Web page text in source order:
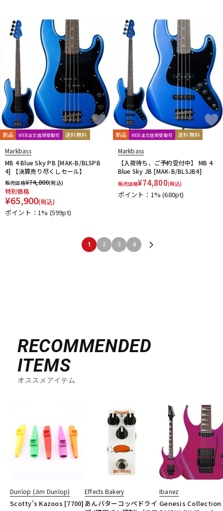
新品 WEB注文店頭受取可 送料無料
Markbass
MB 4 Blue Sky PB [MAK-B/BLSPB
4] 【決算売り尽くしセール】
販売価格¥74,800(税込)
特別価格
¥65,900(税込)
ポイント：1% (599pt)
新品 WEB注文店頭受取可 送料無料
Markbass
【入荷待ち、ご予約受付中】 MB 4
Blue Sky JB [MAK-B/BLSJB4]
販売価格¥74,800(税込)
ポイント：1%(680pt)
1 2 3 4
RECOMMENDED
ITEMS
オススメアイテム
Dunlop (Jim Dunlop)
Scotty’s Kazoos [7700]
Effects Bakery
あんバターコッペドライ
Ibanez
Genesis Collection